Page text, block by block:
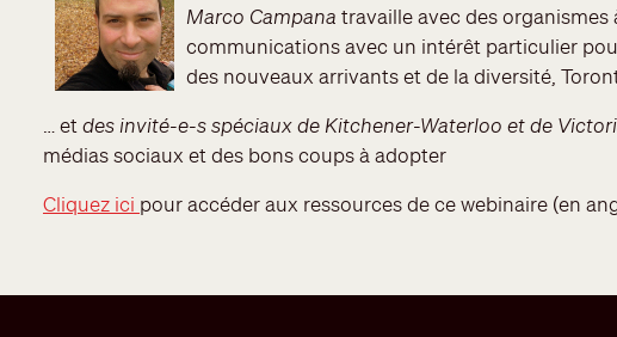
Marco Campana travaille avec des
communications avec un intérêt particulier
des nouveaux arrivants et de la diversité,
… et des invité-e-s spéciaux de Kitchener-Waterloo et de
médias sociaux et des bons coups à adopter
Cliquez ici pour accéder aux ressources de ce webinaire (en